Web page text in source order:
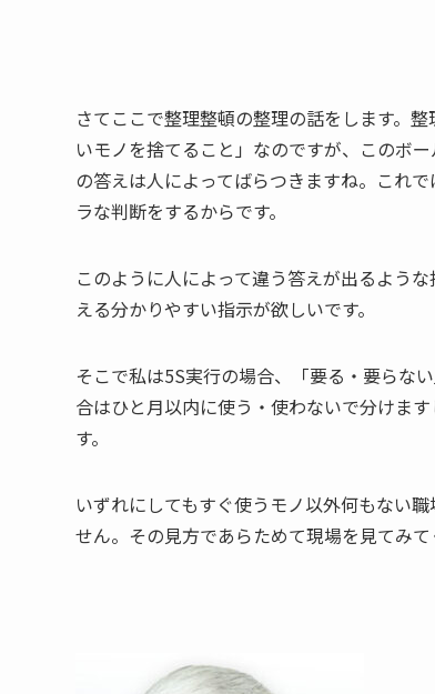
さてここで整理整頓の整理の話をします。
いモノを捨てること」なのですが、このボ
の答えは人によってばらつきますね。これ
ラな判断をするからです。
このように人によって違う答えが出るよう
える分かりやすい指示が欲しいです。
そこで私は5S実行の場合、「要る・要らな
合はひと月以内に使う・使わないで分けま
す。
いずれにしてもすぐ使うモノ以外何もない
せん。その見方であらためて現場を見てみ